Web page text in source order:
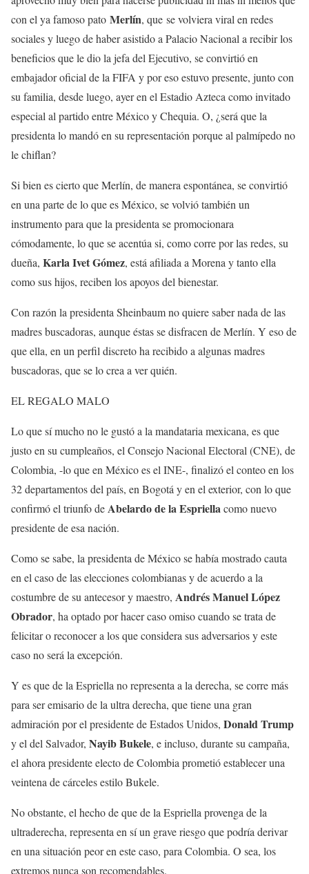
con el ya famoso pato Merlín, que se volviera viral en redes
sociales y luego de haber asistido a Palacio Nacional a recibir los
beneficios que le dio la jefa del Ejecutivo, se convirtió en
embajador oficial de la FIFA y por eso estuvo presente, junto con
su familia, desde luego, ayer en el Estadio Azteca como invitado
especial al partido entre México y Chequia. O, ¿será que la
presidenta lo mandó en su representación porque al palmípedo no
le chiflan?
Si bien es cierto que Merlín, de manera espontánea, se convirtió
en una parte de lo que es México, se volvió también un
instrumento para que la presidenta se promocionara
cómodamente, lo que se acentúa si, como corre por las redes, su
dueña, Karla Ivet Gómez, está afiliada a Morena y tanto ella
como sus hijos, reciben los apoyos del bienestar.
Con razón la presidenta Sheinbaum no quiere saber nada de las
madres buscadoras, aunque éstas se disfracen de Merlín. Y eso de
que ella, en un perfil discreto ha recibido a algunas madres
buscadoras, que se lo crea a ver quién.
EL REGALO MALO
Lo que sí mucho no le gustó a la mandataria mexicana, es que
justo en su cumpleaños, el Consejo Nacional Electoral (CNE), de
Colombia, -lo que en México es el INE-, finalizó el conteo en los
32 departamentos del país, en Bogotá y en el exterior, con lo que
confirmó el triunfo deAbelardo de la Espriellacomo nuevo
presidente de esa nación.
Como se sabe, la presidenta de México se había mostrado cauta
en el caso de las elecciones colombianas y de acuerdo a la
costumbre de su antecesor y maestro, Andrés Manuel López
Obrador, ha optado por hacer caso omiso cuando se trata de
felicitar o reconocer a los que considera sus adversarios y este
caso no será la excepción.
Y es que de la Espriella no representa a la derecha, se corre más
para ser emisario de la ultra derecha, que tiene una gran
admiración por el presidente de Estados Unidos, Donald Trump
y el del Salvador, Nayib Bukele, e incluso, durante su campaña,
el ahora presidente electo de Colombia prometió establecer una
veintena de cárceles estilo Bukele.
No obstante, el hecho de que de la Espriella provenga de la
ultraderecha, representa en sí un grave riesgo que podría derivar
en una situación peor en este caso, para Colombia. O sea, los
extremos nunca son recomendables.